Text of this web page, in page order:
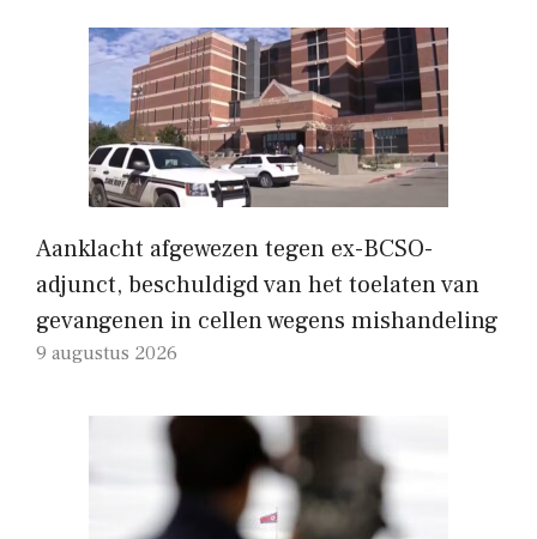
Aanklacht afgewezen tegen ex-BCSO-
adjunct, beschuldigd van het toelaten van
gevangenen in cellen wegens mishandeling
9 augustus 2026